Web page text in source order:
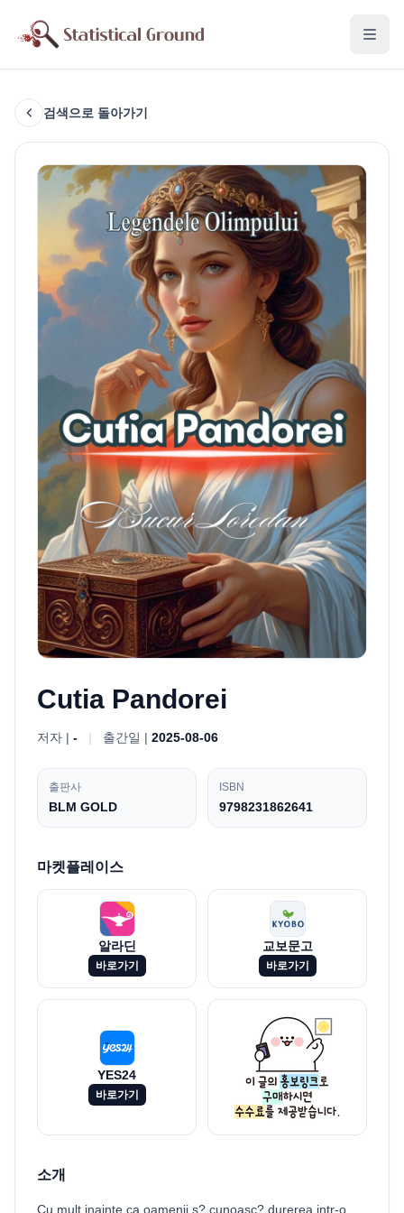
검색으로 돌아가기
Cutia Pandorei
저자 | - | 출간일 | 2025-08-06
출판사
BLM GOLD
ISBN
9798231862641
마켓플레이스
알라딘
바로가기
교보문고
바로가기
YES24
바로가기
소개
Cu mult inainte ca oamenii s? cunoasc? durerea,intr-o